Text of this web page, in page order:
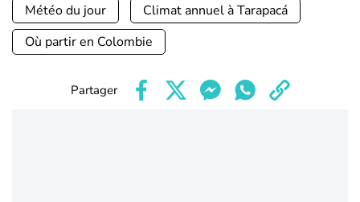
Météo du jour
Climat annuel à Tarapacá
Où partir en Colombie
Partager